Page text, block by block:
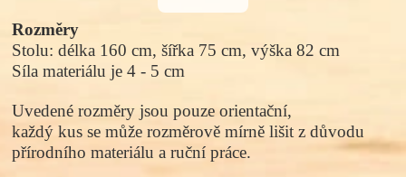
Rozměry
Stolu: délka 160 cm, šířka 75 cm, výška 82 cm
Síla materiálu je 4 - 5 cm
Uvedené rozměry jsou pouze orientační,
každý kus se může rozměrově mírně lišit z důvodu
přírodního materiálu a ruční práce.